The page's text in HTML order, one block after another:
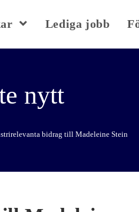
Lediga jobb
nytt
bidrag till Madeleine Stein